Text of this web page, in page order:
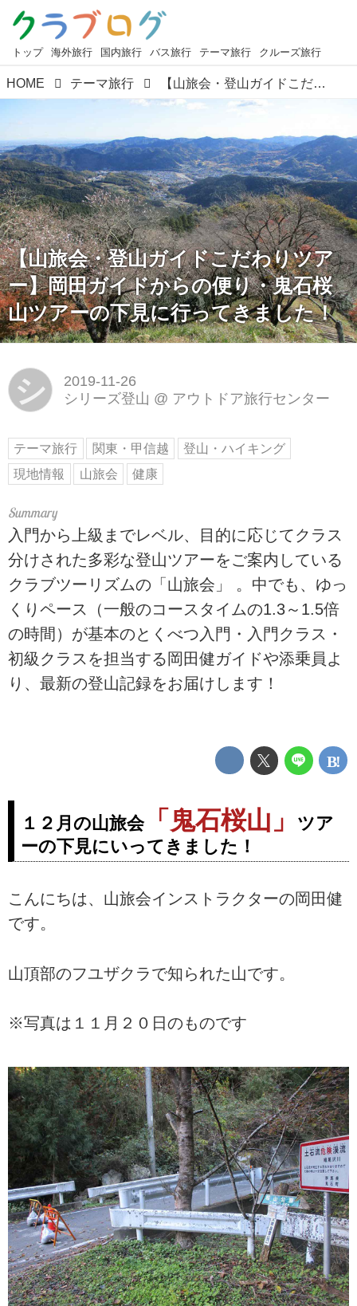
トップ 海外旅行 国内旅行 バス旅行 テーマ旅行 クルーズ旅行
HOME テーマ旅行 【山旅会・登山ガイドこだわりツアー】岡田ガイドからの便り・鬼石桜山ツアーの下見に行ってきました！
【山旅会・登山ガイドこだわりツア
ー】岡田ガイドからの便り・鬼石桜
山ツアーの下見に行ってきました！
シ
2019-11-26
シリーズ登山 @ アウトドア旅行センター
テーマ旅行 関東・甲信越
登山・ハイキング
現地情報
山旅会 健康
入門から上級までレベル、目的に応じてクラス
分けされた多彩な登山ツアーをご案内している
クラブツーリズムの「山旅会」 。中でも、ゆっ
くりペース（一般のコースタイムの1.3～1.5倍
の時間）が基本のとくべつ入門・入門クラス・
初級クラスを担当する岡田健ガイドや添乗員よ
り、最新の登山記録をお届けします！
１２月の山旅会「鬼石桜山」
ツア
ーの下見にいってきました！
こんにちは、山旅会インストラクターの岡田健
です。
山頂部のフユザクラで知られた山です。
※写真は１１月２０日のものです